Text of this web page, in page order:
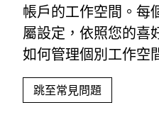
帳戶的工作空間。每
屬設定，依照您的喜
如何管理個別工作
跳至常見問題